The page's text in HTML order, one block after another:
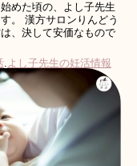
めた頃の、よし子先生
。 漢方サロンりんどう
、決して安価なもので
よし子先生の妊活情報